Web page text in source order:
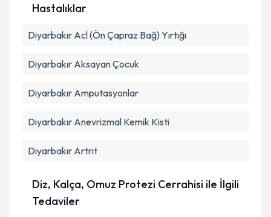
Hastalıklar
Diyarbakır Acl (Ön Çapraz Bağ) Yırtığı
Diyarbakır Aksayan Çocuk
Diyarbakır Amputasyonlar
Diyarbakır Anevrizmal Kemik Kisti
Diyarbakır Artrit
Diz, Kalça, Omuz Protezi Cerrahisi ile İlgili
Tedaviler